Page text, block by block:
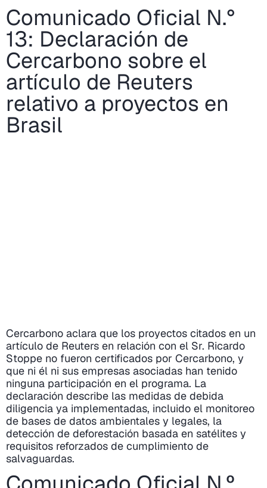
Comunicado Oficial N.°
13: Declaración de
Cercarbono sobre el
artículo de Reuters
relativo a proyectos en
Brasil
Cercarbono aclara que los proyectos citados en un
artículo de Reuters en relación con el Sr. Ricardo
Stoppe no fueron certificados por Cercarbono, y
que ni él ni sus empresas asociadas han tenido
ninguna participación en el programa. La
declaración describe las medidas de debida
diligencia ya implementadas, incluido el monitoreo
de bases de datos ambientales y legales, la
detección de deforestación basada en satélites y
requisitos reforzados de cumplimiento de
salvaguardas.